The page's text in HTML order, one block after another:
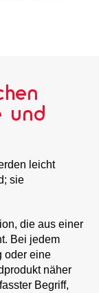
und
leicht
sie
die aus einer
Bei jedem
oder eine
näher
Begriff,